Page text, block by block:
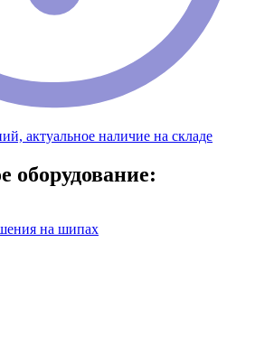
актуальное наличие на складе
оборудование:
на шипах